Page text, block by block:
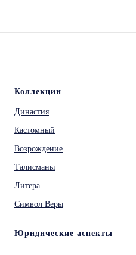
Коллекции
Династия
Кастомный
Возрождение
Талисманы
Литера
Символ Веры
Юридические аспекты